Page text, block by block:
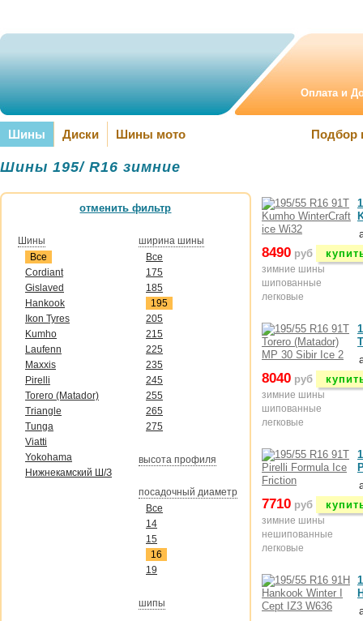
Оплата и
Шины Диски Шины мото Подбор
Шины 195/ R16 зимние
отменить фильтр
Шины
Все
Cordiant
Gislaved
Hankook
Ikon Tyres
Kumho
Laufenn
Maxxis
Pirelli
Torero (Matador)
Triangle
Tunga
Viatti
Yokohama
Нижнекамский Ш/З
ширина шины
Все
175
185
195
205
215
225
235
245
255
265
275
высота профиля
посадочный диаметр
Все
14
15
16
19
шипы
8490 руб
зимние шины
шипованные
легковые
8040 руб
зимние шины
шипованные
легковые
7710 руб
зимние шины
нешипованные
легковые